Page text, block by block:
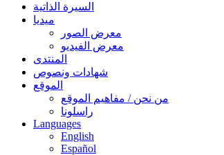
السيرة الذاتية
ميديا
معرض الصور
معرض الفيديو
المنتدى
شهادات ونصوص
الموقع
من نحن / مفاهيم الموقع
راسلونا
Languages
English
Español